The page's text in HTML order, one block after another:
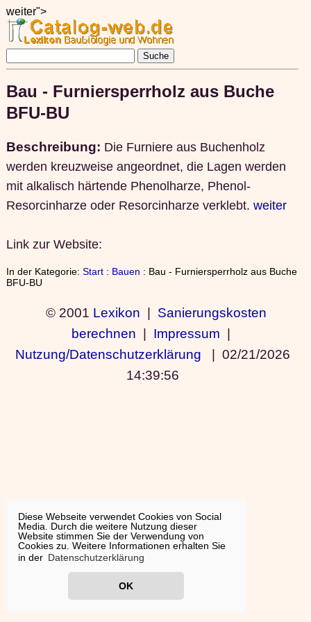
Diese Webseite verwendet Cookies von Social
Media. Durch die weitere Nutzung dieser
Website stimmen Sie der Verwendung von
Cookies zu. Weitere Informationen erhalten Sie
in der Datenschutzerklärung
OK
weiter">
Bau - Furniersperrholz aus Buche
BFU-BU
Beschreibung: Die Furniere aus Buchenholz
werden kreuzweise angeordnet, die Lagen werden
mit alkalisch härtende Phenolharze, Phenol-
Resorcinharze oder Resorcinharze verklebt. weiter
Link zur Website:
In der Kategorie: Start: Bauen : Bau - Furniersperrholz aus Buche
BFU-BU
© 2001 Lexikon | Sanierungskosten
berechnen | Impressum |
Nutzung/Datenschutzerklärung | 02/21/2026
14:39:56